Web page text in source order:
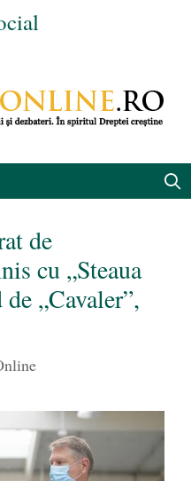
de
cu „Steaua
„Cavaler”,